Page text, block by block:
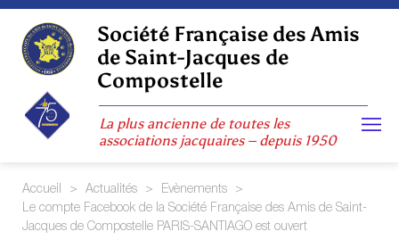
Skip
content
Société Française des Amis
de Saint-Jacques de
Compostelle
La plus ancienne de toutes les
associations jacquaires – depuis 1950
Accueil > Actualités > Evènements
>
Le compte Facebook de la Société Française des Amis de Saint-
Jacques de Compostelle PARIS-SANTIAGO est ouvert